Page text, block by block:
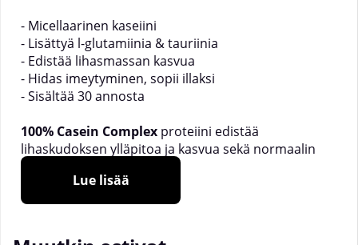
- Micellaarinen kaseiini
- Lisättyä l-glutamiinia & tauriinia
- Edistää lihasmassan kasvua
- Hidas imeytyminen, sopii illaksi
- Sisältää 30 annosta
100% Casein Complex proteiini edistää
lihaskudoksen ylläpitoa ja kasvua sekä normaalin
luuston ylläpitoa*. Tämän tuotteen maitoproteiinit
ovat niin kutsuttuja täydellisiä proteiineja, koska ne
tarjoavat keholle kaikki välttämättömät aminohapot,
syntetisoida ja jotka on saatava ruokavaliosta (eli
Lue lisää